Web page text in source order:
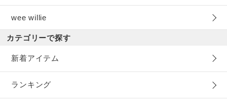
wee willie
カテゴリーで探す
新着アイテム
ランキング